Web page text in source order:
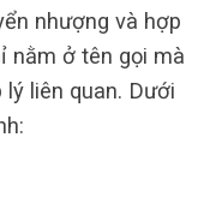
nhượng và hợp
nằm ở tên gọi mà
liên quan. Dưới